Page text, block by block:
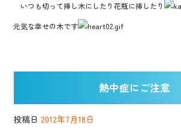
いつも切って挿し木にしたり花瓶に挿したり
元気な幸せの木です
熱中症にご注意
投稿日 2012年7月18日